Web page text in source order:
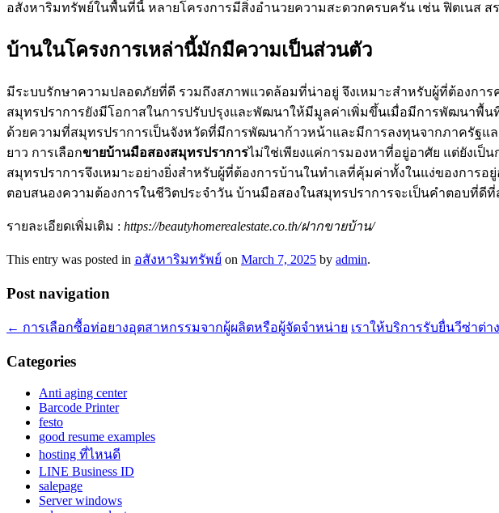
อสังหาริมทรัพย์ในพื้นที่นี้ หลายโครงการมีสิ่งอำนวยความสะดวกครบครัน เช่น ฟิตเนส
บ้านในโครงการเหล่านี้มักมีความเป็นส่วนตัว
มีระบบรักษาความปลอดภัยที่ดี รวมถึงสภาพแวดล้อมที่น่าอยู่ จึงเหมาะสำหรับผู้ที่ต้องกา
สมุทรปราการยังมีโอกาสในการปรับปรุงและพัฒนาให้มีมูลค่าเพิ่มขึ้นเมื่อมีการพัฒนาพื้น
ด้วยความที่สมุทรปราการเป็นจังหวัดที่มีการพัฒนาก้าวหน้าและมีการลงทุนจากภาครัฐ
ยาว การเลือกขายบ้านมือสองสมุทรปราการไม่ใช่เพียงแค่การมองหาที่อยู่อาศัย แต่ยังเ
สมุทรปราการจึงเหมาะอย่างยิ่งสำหรับผู้ที่ต้องการบ้านในทำเลที่คุ้มค่าทั้งในแง่ของกา
ตอบสนองความต้องการในชีวิตประจำวัน บ้านมือสองในสมุทรปราการจะเป็นคำตอบที่
รายละเอียดเพิ่มเติม : https://beautyhomerealestate.co.th/ฝากขายบ้าน/
This entry was posted in อสังหาริมทรัพย์ on March 7, 2025 by admin.
Post navigation
← การเลือกซื้อท่อยางอุตสาหกรรมจากผู้ผลิตหรือผู้จัดจำหน่าย เราให้บริการรับยื่นวีซ่าต่
Categories
Anti aging center
Barcode Printer
festo
good resume examples
hosting ที่ไหนดี
LINE Business ID
salepage
Server windows